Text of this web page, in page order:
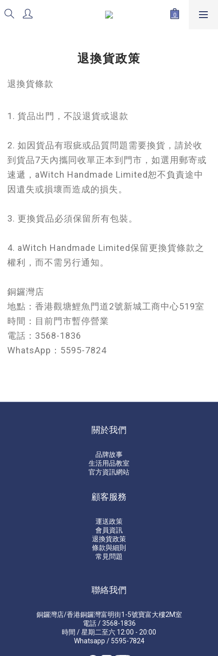
退換貨政策
退換貨條款
1. 貨品出門，不設退貨或退款
2. 如因貨品有瑕疵或品質問題需要換貨，請於收
到貨品7天內攜同收單正本到門市，如選用郵寄或
速遞，aWitch Handmade Limited恕不負責途中
因遺失或損壞而造成的損失。
3. 更換貨品必須保留所有包裝。
4. aWitch Handmade Limited保留更換貨條款之
權利，而不需另行通知。
銅鑼灣店
地點：香港觀塘鯉魚門道2號新城工商中心519室
時間：目前門市暫停營業
電話：3568-1836
WhatsApp：5595-7824
關於我們
品牌故事
生活用品教室
官方資訊網站
顧客服務
運送政策
會員資訊
退換貨政策
條款與細則
常見問題
聯絡我們
銅鑼灣店/香港銅鑼灣富明街1-5號寶富大樓2M室
電話 / 3568-1836
時間 / 星期二至六 12:00 - 20:00
Whatsapp / 5595-7824